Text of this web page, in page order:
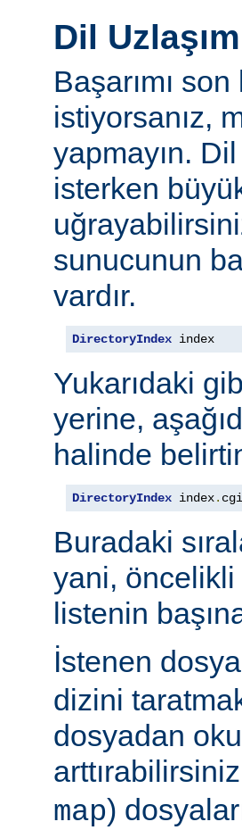
Dil
Başarımı son
istiyorsanız,
yapmayın.
isterken
sunucunun
vardır.
DirectoryIndex index
Yukarıdaki
yerine,
halinde
DirectoryIndex index.
Buradaki
yani, öncelikli
listenin
İstenen
dizini
dosyadan
map)